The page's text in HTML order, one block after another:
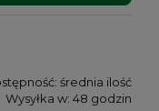
średnia ilość
Wysyłka w: 48 godzin